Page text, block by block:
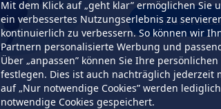
Mit dem Klick auf „geht klar” ermöglichen Sie
ein verbessertes Nutzungserlebnis zu
kontinuierlich zu verbessern. So können wir
Partnern personalisierte Werbung und
Über „anpassen” können Sie Ihre
festlegen. Dies ist auch nachträglich jederzeit
auf „Nur notwendige Cookies” werden
notwendige Cookies gespeichert.
erneut